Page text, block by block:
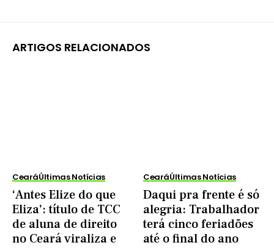
ARTIGOS RELACIONADOS
CearáÚltimas Notícias
‘Antes Elize do que
Eliza’: título de TCC
de aluna de direito
no Ceará viraliza e
CearáÚltimas Notícias
Daqui pra frente é só
alegria: Trabalhador
terá cinco feriadões
até o final do ano